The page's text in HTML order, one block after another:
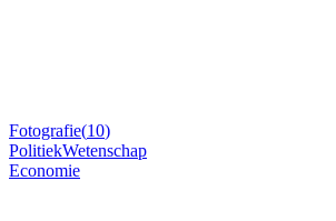
Fotografie(10)
PolitiekWetenschap
Economie